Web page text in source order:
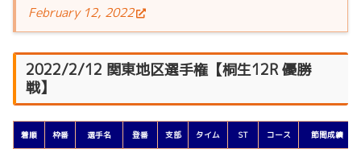
February 12, 2022
2022/2/12 関東地区選手権【桐生12R 優勝
戦】
着順 枠番 選手名 登番 支部 タイム ST コース 節間成績